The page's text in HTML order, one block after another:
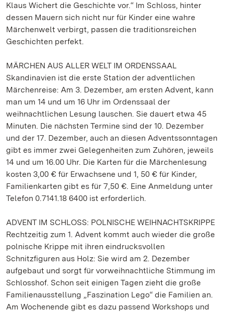
Klaus Wichert die Geschichte vor.“ Im Schloss, hinter
dessen Mauern sich nicht nur für Kinder eine wahre
Märchenwelt verbirgt, passen die traditionsreichen
Geschichten perfekt.
MÄRCHEN AUS ALLER WELT IM ORDENSSAAL
Skandinavien ist die erste Station der adventlichen
Märchenreise: Am 3. Dezember, am ersten Advent, kann
man um 14 und um 16 Uhr im Ordenssaal der
weihnachtlichen Lesung lauschen. Sie dauert etwa 45
Minuten. Die nächsten Termine sind der 10. Dezember
und der 17. Dezember, auch an diesen Adventssonntagen
gibt es immer zwei Gelegenheiten zum Zuhören, jeweils
14 und um 16.00 Uhr. Die Karten für die Märchenlesung
kosten 3,00 € für Erwachsene und 1, 50 € für Kinder,
Familienkarten gibt es für 7,50 €. Eine Anmeldung unter
Telefon 0.7141.18 6400 ist erforderlich.
ADVENT IM SCHLOSS: POLNISCHE WEIHNACHTSKRIPPE
Rechtzeitig zum 1. Advent kommt auch wieder die große
polnische Krippe mit ihren eindrucksvollen
Schnitzfiguren aus Holz: Sie wird am 2. Dezember
aufgebaut und sorgt für vorweihnachtliche Stimmung im
Schlosshof. Schon seit einigen Tagen zieht die große
Familienausstellung „Faszination Lego“ die Familien an.
Am Wochenende gibt es dazu passend Workshops und